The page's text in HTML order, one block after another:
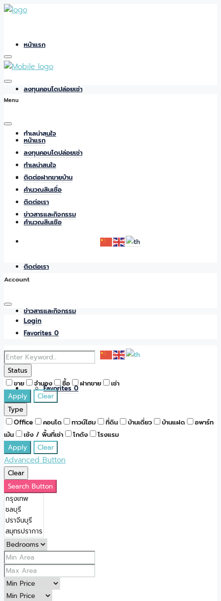
หน้าแรก
ลงทุนคอนโดปล่อยเช่า
ทำเลน่าสนใจ
ติดต่อฝากขายบ้าน
คำนวณสินเชื่อ
ติดต่อเรา
ข่าวสารและกิจกรรม
Favorites0
Menu
หน้าแรก
ลงทุนคอนโดปล่อยเช่า
ทำเลน่าสนใจ
ติดต่อฝากขายบ้าน
คำนวณสินเชื่อ
ติดต่อเรา
ข่าวสารและกิจกรรม
Account
Login
Favorites 0
Status
ขาย จำนอง ซื้อ ฝากขาย เช่า
Apply
Clear
Type
Office คอนโด ทาวน์โฮม ที่ดิน บ้านเดี่ยว บ้านแฝด
อพาร์ท
เม้น
เซ้ง / พื้นที่เช่า โกดัง โรงแรม
Apply Clear
Advanced Button
Clear
Search Button